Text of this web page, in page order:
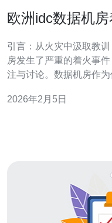
欧洲idc数据机
引言：从火灾中汲取教训 近期，欧洲某地区的IDC数据机
房发生了严重的着火事
注与讨论。数据机房作
不仅带来了巨大的经济损
2026年2月5日